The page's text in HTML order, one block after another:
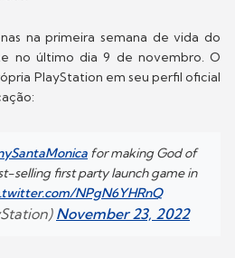
na primeira semana de vida do
no último dia 9 de novembro. O
PlayStation em seu perfil oficial
for making God of
selling first party launch game in
NPgN6YHRnQ
November 23, 2022